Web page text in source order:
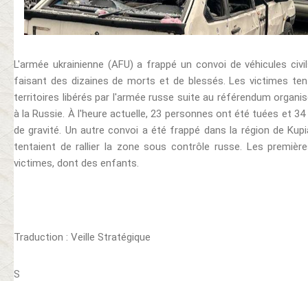
L'armée ukrainienne (AFU) a frappé un convoi de véhicules
faisant des dizaines de morts et de blessés. Les victimes
territoires libérés par l'armée russe suite au référendum
à la Russie. À l'heure actuelle, 23 personnes ont été tuées et
de gravité. Un autre convoi a été frappé dans la région de
tentaient de rallier la zone sous contrôle russe. Les
victimes, dont des enfants.
Traduction : Veille Stratégique
S